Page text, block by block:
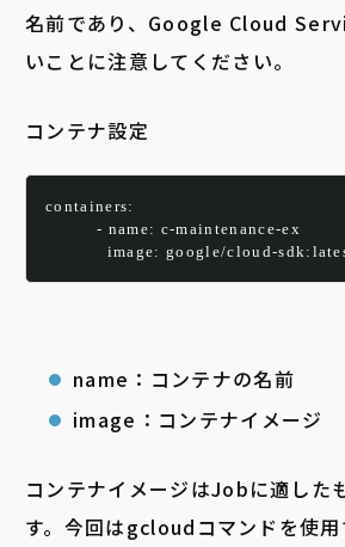
名前であり、Google Cloud
いことに注意してください。
コンテナ設定
containers:
- name: c-maintenance-ex
image: google/cloud-
name：コンテナの名前
image：コンテナイメージ
コンテナイメージはJobに適した
す。今回はgcloudコマンドを使用